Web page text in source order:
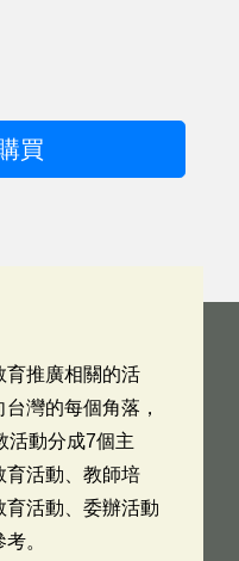
買
育推廣相關的活
灣的每個角落，
活動分成7個主
育活動、教師培
活動、委辦活動
。